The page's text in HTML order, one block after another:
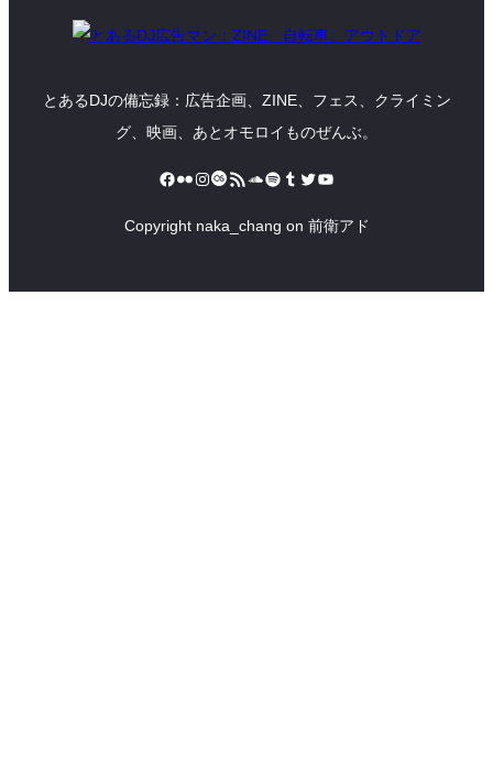
とあるDJの備忘録：広告企画、ZINE、フェス、クライミン
グ、映画、あとオモロイものぜんぶ。
Facebook
FlickrInstagram
Last.fm
RSS フィードSoundCloud
Spotify
Tumblr
Twitter
YouTube
Copyright naka_chang on 前衛アド